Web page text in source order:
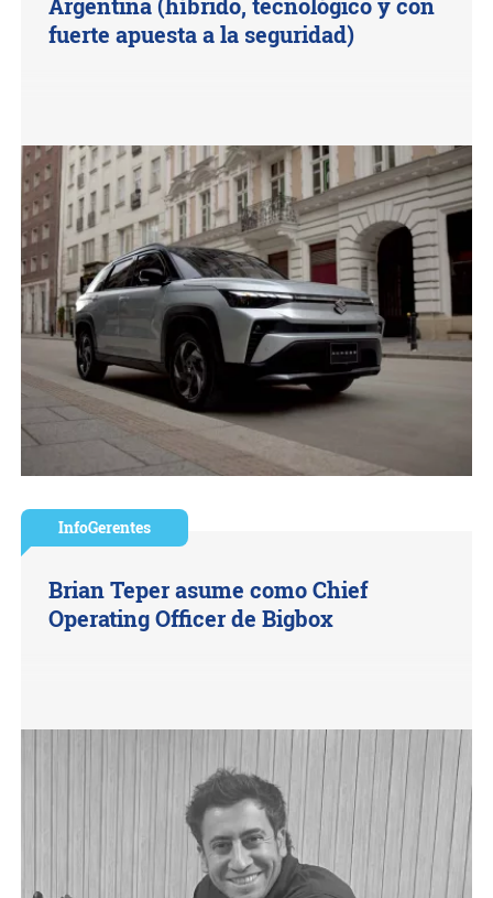
fuerte apuesta a la seguridad)
InfoGerentes
Brian Teper asume como Chief
Operating Officer de Bigbox